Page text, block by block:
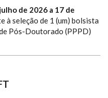
de 2026 a 17 de
à seleção de 1 (um) bolsista
Pós-Doutorado (PPPD)